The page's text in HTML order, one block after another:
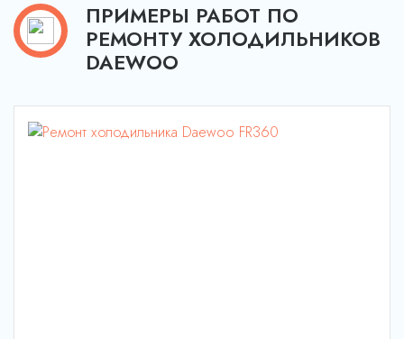
ПРИМЕРЫ РАБОТ ПО
РЕМОНТУ ХОЛОДИЛЬНИКОВ
DAEWOO